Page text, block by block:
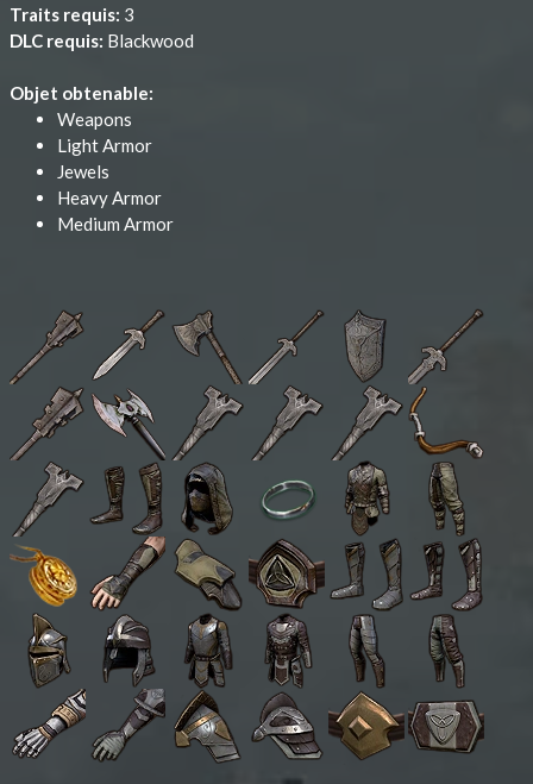
Traits requis: 3
DLC requis: Blackwood
Objet obtenable:
Weapons
Light Armor
Jewels
Heavy Armor
Medium Armor